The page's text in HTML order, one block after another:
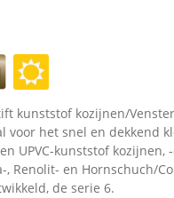
kunststof kozijnen/
voor het snel en dekkend
UPVC-kunststof kozijnen,
, Renolit- en Hornschuch/
de serie 6.